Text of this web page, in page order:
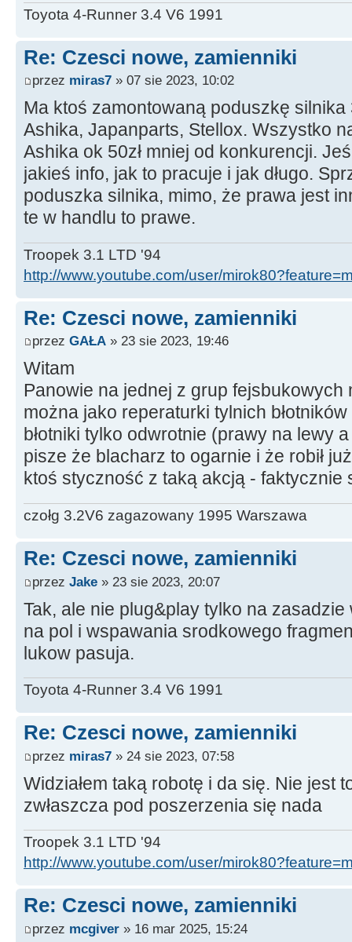
Toyota 4-Runner 3.4 V6 1991
Re: Czesci nowe, zamienniki
przez miras7 » 07 sie 2023, 10:02
Ma ktoś zamontowaną poduszkę
Ashika, Japanparts, Stellox. Wszystko
Ashika ok 50zł mniej od konkurencji.
jakieś info, jak to pracuje i jak długo.
poduszka silnika, mimo, że prawa jest
te w handlu to prawe.
Troopek 3.1 LTD '94
http://www.youtube.com/user/
Re: Czesci nowe, zamienniki
przez GAŁA » 23 sie 2023, 19:46
Witam
Panowie na jednej z grup fejsbukowych
można jako reperaturki tylnich
błotniki tylko odwrotnie (prawy na lewy
pisze że blacharz to ogarnie i że robił
ktoś styczność z taką akcją - faktycznie
czołg 3.2V6 zagazowany 1995 Warszawa
Re: Czesci nowe, zamienniki
przez Jake » 23 sie 2023, 20:07
Tak, ale nie plug&play tylko na
na pol i wspawania srodkowego
lukow pasuja.
Toyota 4-Runner 3.4 V6 1991
Re: Czesci nowe, zamienniki
przez miras7 » 24 sie 2023, 07:58
Widziałem taką robotę i da się. Nie jest
zwłaszcza pod poszerzenia się nada
Troopek 3.1 LTD '94
http://www.youtube.com/user/
Re: Czesci nowe, zamienniki
przez mcgiver » 16 mar 2025, 15:24